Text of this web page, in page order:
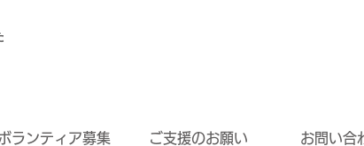
ランティア募集 ご支援のお願い お問い合